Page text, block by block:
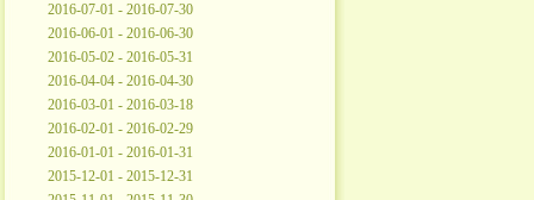
2016-07-01 - 2016-07-30
2016-06-01 - 2016-06-30
2016-05-02 - 2016-05-31
2016-04-04 - 2016-04-30
2016-03-01 - 2016-03-18
2016-02-01 - 2016-02-29
2016-01-01 - 2016-01-31
2015-12-01 - 2015-12-31